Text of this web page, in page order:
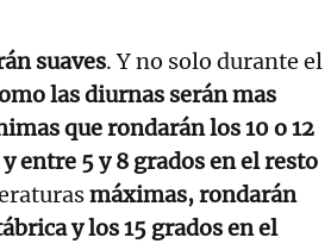
suaves. Y no solo durante el
las diurnas serán mas
que rondarán los 10 o 12
entre 5 y 8 grados en el resto
máximas, rondarán
y los 15 grados en el